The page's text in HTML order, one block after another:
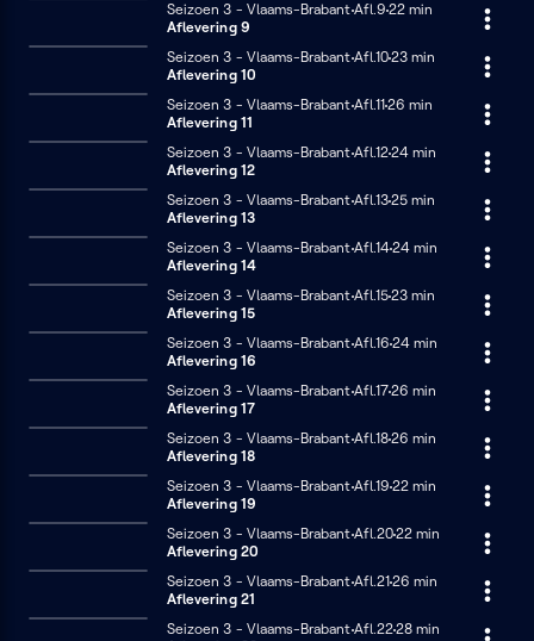
Seizoen 3 - Vlaams-BrabantAfl.9 22 minuten
22 min
Aflevering 9
Seizoen 3 - Vlaams-BrabantAfl.1023 minuten
23 min
Aflevering 10
Seizoen 3 - Vlaams-BrabantAfl.1126 minuten
26 min
Aflevering 11
Seizoen 3 - Vlaams-BrabantAfl.1224 minuten
24 min
Aflevering 12
Seizoen 3 - Vlaams-BrabantAfl.1325 minuten
25 min
Aflevering 13
Seizoen 3 - Vlaams-BrabantAfl.1424 minuten
24 min
Aflevering 14
Seizoen 3 - Vlaams-BrabantAfl.1523 minuten
23 min
Aflevering 15
Seizoen 3 - Vlaams-BrabantAfl.16 24 minuten
24 min
Aflevering 16
Seizoen 3 - Vlaams-BrabantAfl.1726 minuten
26 min
Aflevering 17
Seizoen 3 - Vlaams-BrabantAfl.1826 minuten
26 min
Aflevering 18
Seizoen 3 - Vlaams-BrabantAfl.19 22 minuten
22 min
Aflevering 19
Seizoen 3 - Vlaams-BrabantAfl.2022 minuten
22 min
Aflevering 20
Seizoen 3 - Vlaams-BrabantAfl.2126 minuten
26 min
Aflevering 21
Seizoen 3 - Vlaams-BrabantAfl.2228 minuten
28 min